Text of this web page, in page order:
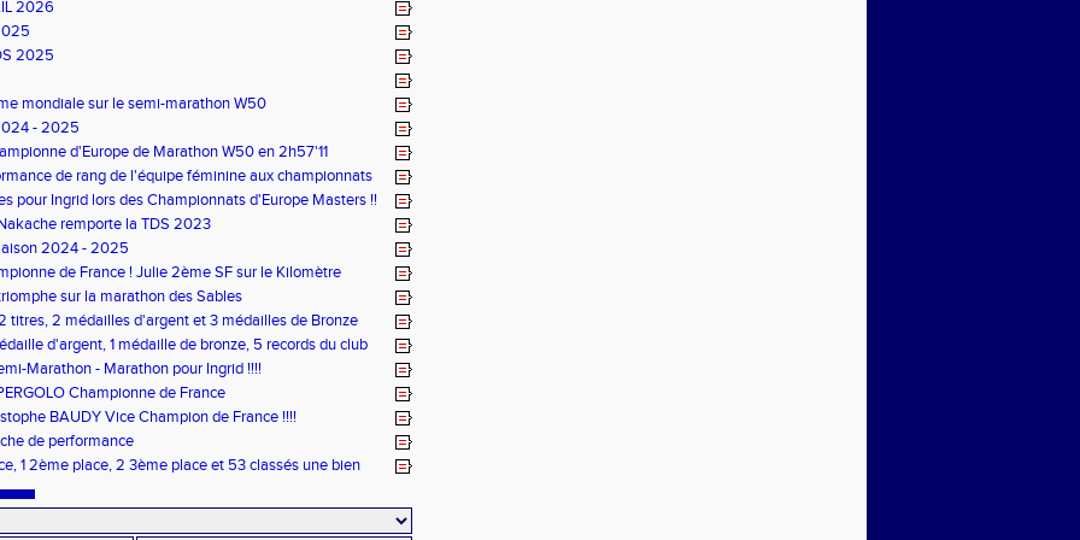
2026
2025
mondiale sur le semi-marathon W50
- 2025
d'Europe de Marathon W50 en 2h57'11
de rang de l'équipe féminine aux championnats
d'Ekiden 2024
pour Ingrid lors des Championnats d'Europe Masters !!
remporte la TDS 2023
2024 - 2025
de France ! Julie 2ème SF sur le Kilomètre
sur la marathon des Sables
titres, 2 médailles d'argent et 3 médailles de Bronze
d'argent, 1 médaille de bronze, 5 records du club
en salle TC
Marathon - Marathon pour Ingrid !!!!
Championne de France
BAUDY Vice Champion de France !!!!
de performance
1 2ème place, 2 3ème place et 53 classés une bien